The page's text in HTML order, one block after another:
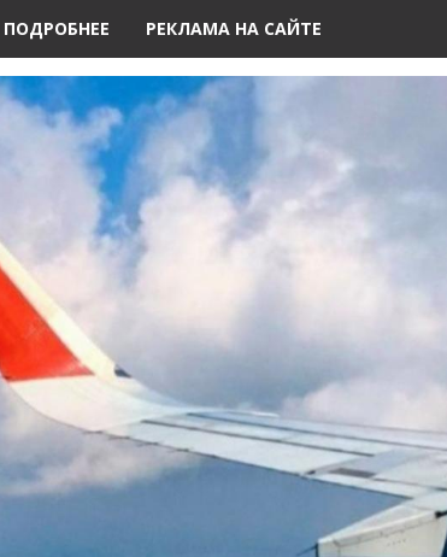
ПОДРОБНЕЕ РЕКЛАМА НА САЙТЕ